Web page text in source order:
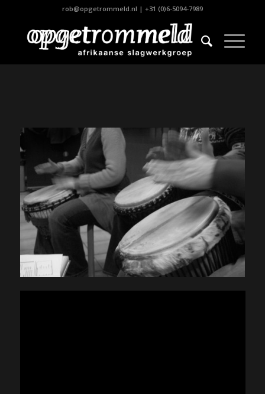
rob@opgetrommeld.nl | +31 (0)6-5094-7989